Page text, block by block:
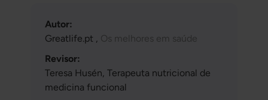
Autor:
Greatlife.pt , Os melhores em saúde
Revisor:
Teresa Husén, Terapeuta nutricional de
medicina funcional